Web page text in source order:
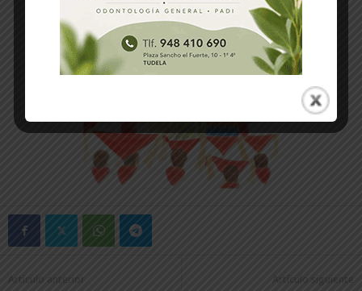
Artículo anterior Artículo siguiente